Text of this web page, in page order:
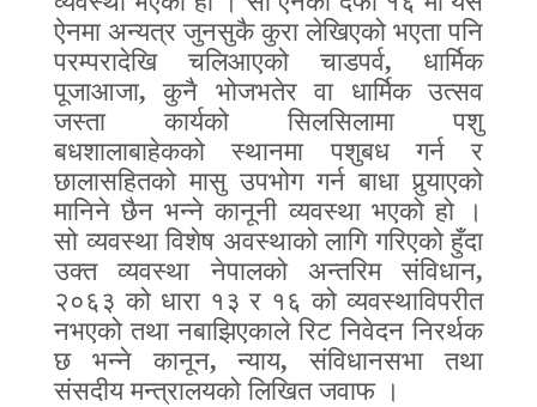
ऐनमा अन्यत्र जुनसुकै कुरा लेखिएको भएता पनि
परम्परादेखि चलिआएको चाडपर्व, धार्मिक
पूजाआजा,कुनै भोजभतेर वा धार्मिक उत्सव
जस्ता कार्यको सिलसिलामा पशु
बधशालाबाहेकको स्थानमा पशुबध गर्न र
छालासहितको मासु उपभोग गर्न बाधा पुर्‍याएको
मानिने छैन भन्ने कानूनी व्यवस्था भएको हो ।
सो व्यवस्था विशेष अवस्थाको लागि गरिएको हुँदा
उक्त व्यवस्था नेपालको अन्तरिम संविधान,
२०६३ को धारा १३ र १६ को व्यवस्थाविपरीत
नभएको तथा नबाझिएकाले रिट निवेदन निरर्थक
छ भन्ने कानून,न्याय,संविधानसभा तथा
संसदीय मन्त्रालयको लिखित जवाफ ।